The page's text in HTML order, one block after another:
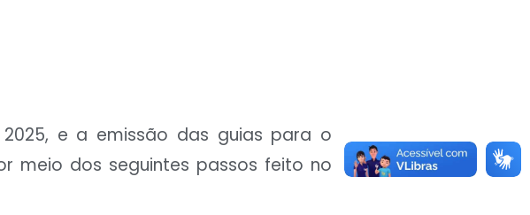
e a emissão das guias para o
meio dos seguintes passos feito no